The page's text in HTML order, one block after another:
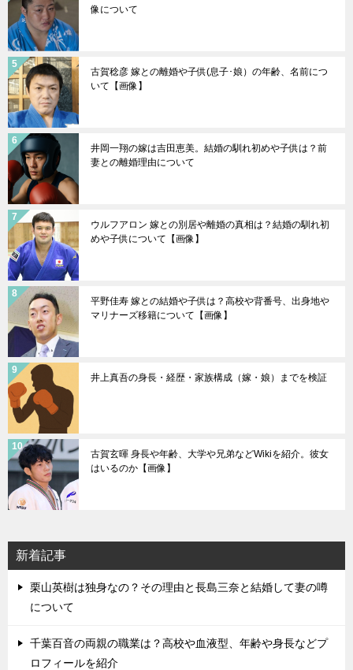
像について
古賀稔彦 嫁との離婚や子供(息子･娘）の年齢、名前につ
いて【画像】
井岡一翔の嫁は吉田恵美。結婚の馴れ初めや子供は？前
妻との離婚理由について
ウルフアロン 嫁との別居や離婚の真相は？結婚の馴れ初
めや子供について【画像】
平野佳寿 嫁との結婚や子供は？高校や背番号、出身地や
マリナーズ移籍について【画像】
井上真吾の身長・経歴・家族構成（嫁・娘）までを検証
古賀玄暉 身長や年齢、大学や兄弟などWikiを紹介。彼女
はいるのか【画像】
新着記事
栗山英樹は独身なの？その理由と長島三奈と結婚して妻の噂
について
千葉百音の両親の職業は？高校や血液型、年齢や身長などプ
ロフィールを紹介